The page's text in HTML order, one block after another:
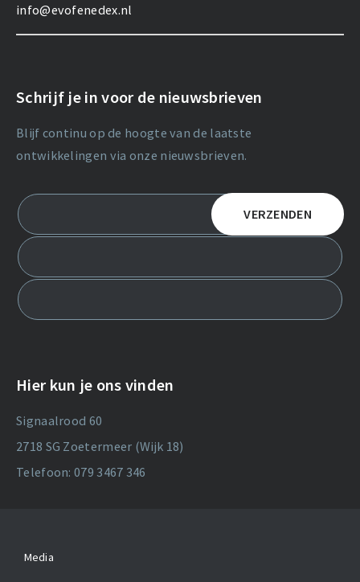
info@evofenedex.nl
Schrijf je in voor de nieuwsbrieven
Blijf continu op de hoogte van de laatste
ontwikkelingen via onze nieuwsbrieven.
Hier kun je ons vinden
Signaalrood 60
2718 SG Zoetermeer (Wijk 18)
Telefoon: 079 3467 346
Media